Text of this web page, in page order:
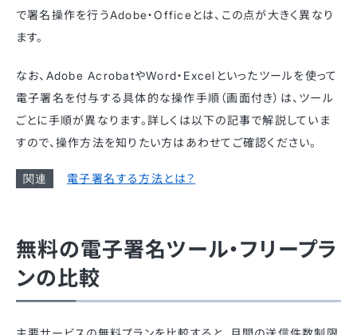
で署名操作を行うAdobe・Officeとは、この点が大きく異なり
ます。
なお、Adobe AcrobatやWord・Excelといったツールを使って
電子署名を付与する具体的な操作手順（画面付き）は、ツール
ごとに手順が異なります。詳しくは以下の記事で解説していま
すので、操作方法を知りたい方はあわせてご確認ください。
電子署名する方法とは？
無料の電子署名ツール・フリープラ
ンの比較